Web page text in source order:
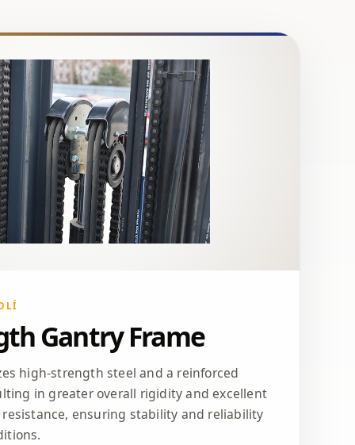
Gantry Frame
high-strength steel and a reinforced
in greater overall rigidity and excellent
ensuring stability and reliability